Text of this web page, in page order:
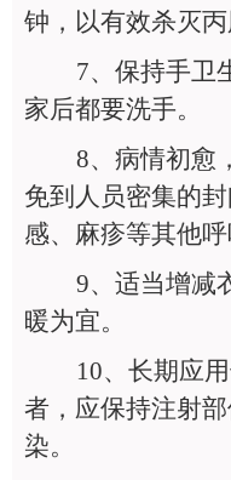
钟，以有效杀灭丙
7、保持手卫
家后都要洗手。
8、病情初愈
免到人员密集的
感、麻疹等其他呼
9、适当增减
暖为宜。
10、长期应
者，应保持注射
染。